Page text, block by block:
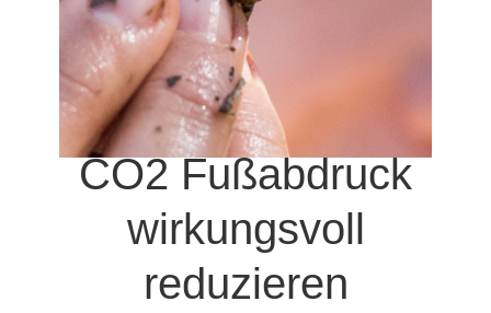
CO2 Fußabdruck
wirkungsvoll
reduzieren